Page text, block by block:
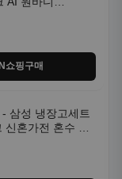
급
N쇼핑구매
삼성 냉장고세트
혼가전 혼수 입